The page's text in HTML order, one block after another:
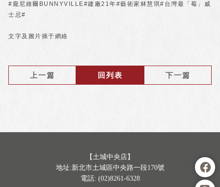
#龐尼維爾BUNNYVILLE#建廠21年#藝術家林慧琪#台灣最「莓」威
士忌#
文字及圖片摘于網絡
上一篇 回列表 下一篇
【土城中央店】
地址:新北市土城區中央路一段170號
電話: (02)8261-6328